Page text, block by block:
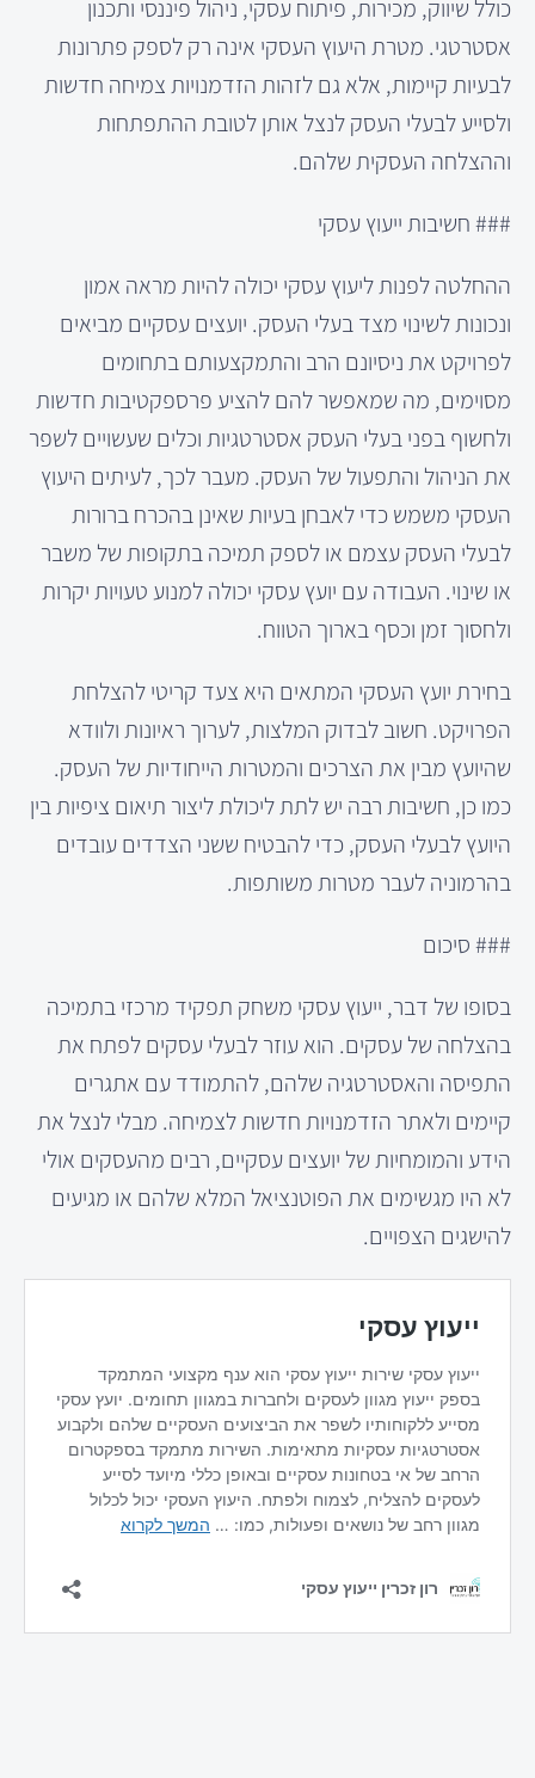
כולל שיווק, מכירות, פיתוח עסקי, ניהול פיננסי ותכנון
אסטרטגי. מטרת היעוץ העסקי אינה רק לספק פתרונות
לבעיות קיימות, אלא גם לזהות הזדמנויות צמיחה חדשות
ולסייע לבעלי העסק לנצל אותן לטובת ההתפתחות
וההצלחה העסקית שלהם.
### חשיבות ייעוץ עסקי
ההחלטה לפנות ליעוץ עסקי יכולה להיות מראה אמון
ונכונות לשינוי מצד בעלי העסק. יועצים עסקיים מביאים
לפרויקט את ניסיונם הרב והתמקצעותם בתחומים
מסוימים, מה שמאפשר להם להציע פרספקטיבות חדשות
ולחשוף בפני בעלי העסק אסטרטגיות וכלים שעשויים לשפר
את הניהול והתפעול של העסק. מעבר לכך, לעיתים היעוץ
העסקי משמש כדי לאבחן בעיות שאינן בהכרח ברורות
לבעלי העסק עצמם או לספק תמיכה בתקופות של משבר
או שינוי. העבודה עם יועץ עסקי יכולה למנוע טעויות יקרות
ולחסוך זמן וכסף בארוך הטווח.
בחירת יועץ העסקי המתאים היא צעד קריטי להצלחת
הפרויקט. חשוב לבדוק המלצות, לערוך ראיונות ולוודא
שהיועץ מבין את הצרכים והמטרות הייחודיות של העסק.
כמו כן, חשיבות רבה יש לתת ליכולת ליצור תיאום ציפיות בין
היועץ לבעלי העסק, כדי להבטיח ששני הצדדים עובדים
בהרמוניה לעבר מטרות משותפות.
### סיכום
בסופו של דבר, ייעוץ עסקי משחק תפקיד מרכזי בתמיכה
בהצלחה של עסקים. הוא עוזר לבעלי עסקים לפתח את
התפיסה והאסטרטגיה שלהם, להתמודד עם אתגרים
קיימים ולאתר הזדמנויות חדשות לצמיחה. מבלי לנצל את
הידע והמומחיות של יועצים עסקיים, רבים מהעסקים אולי
לא היו מגשימים את הפוטנציאל המלא שלהם או מגיעים
להישגים הצפויים.